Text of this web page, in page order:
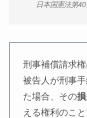
日本国憲法第
刑事補償請求
被告人が刑事
た場合、その
える権利のこと